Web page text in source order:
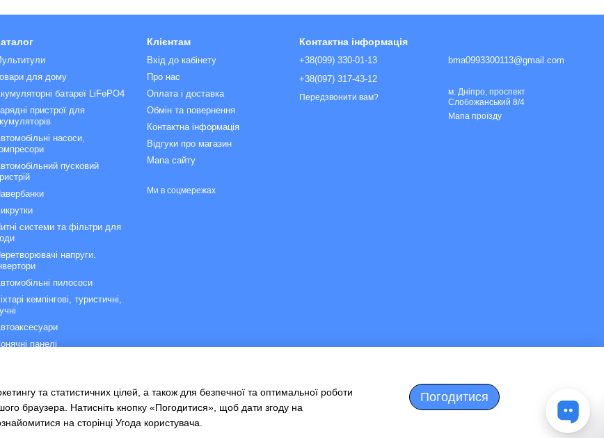
для дому
батареї LiFePO4
пристрої для
насоси,
пусковий
системи та фільтри для
напруги.
пилососи
кемпінгові, туристичні,
панелі
Клієнтам
Вхід до кабінету
Про нас
Оплата і доставка
Обмін та повернення
Контактна інформація
Відгуки про магазин
Мапа сайту
Ми в соцмережах
Контактна інформація
+38(099) 330-01-13
+38(097) 317-43-12
Передзвонити вам?
bma0993300113@gmail.com
м. Дніпро, проспект
Слобожанський 8/4
Мапа проїзду
та статистичних цілей, а також для безпечної та оптимальної роботи
браузера. Натисніть кнопку «Погодитися», щоб дати згоду на
на сторінці Угода користувача
Погодитися